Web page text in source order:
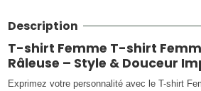
Description
T-shirt Femme T-shirt
Râleuse – Style & Douceur
Exprimez votre personnalité avec le T-shirt